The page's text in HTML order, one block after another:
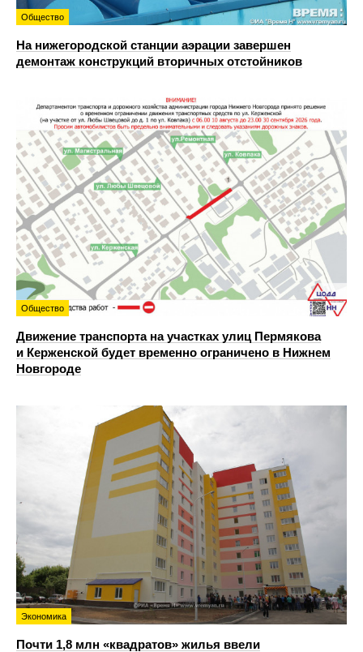
Общество
На нижегородской станции аэрации завершен
демонтаж конструкций вторичных отстойников
Общество
Движение транспорта на участках улиц Пермякова
и Керженской будет временно ограничено в Нижнем
Новгороде
Экономика
Почти 1,8 млн «квадратов» жилья ввели